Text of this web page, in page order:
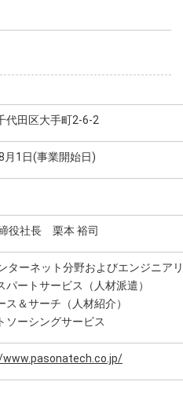
代田区大手町2-6-2
月1日(事業開始日)
役社長 栗本 裕司
ターネット分野およびエンジニア
パートサービス（人材派遣）
ス＆サーチ（人材紹介）
ソーシングサービス
担当／大倉、坂本
トコミュニケーション総括部PR
担当／大倉、坂本
トコミュニケーション総括部PR